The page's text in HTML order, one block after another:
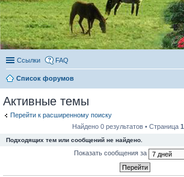
Ссылки FAQ
Список форумов
Активные темы
Перейти к расширенному поиску
Найдено 0 результатов • Страница 1
Подходящих тем или сообщений не найдено.
Показать сообщения за